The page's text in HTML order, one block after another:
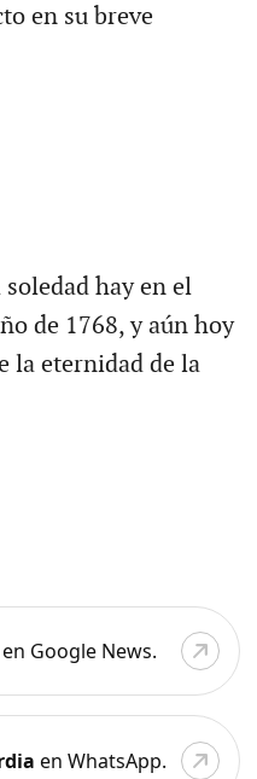
en su breve
hay en el
de 1768, y aún hoy
la eternidad de la
en Google News.
en WhatsApp.